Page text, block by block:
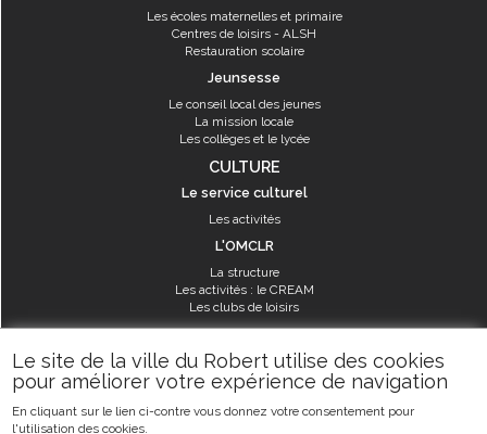
Le site de la ville du Robert utilise des cookies
pour améliorer votre expérience de navigation
En cliquant sur le lien ci-contre vous donnez votre consentement pour
l'utilisation des cookies.
Les écoles maternelles et primaire
Centres de loisirs - ALSH
Restauration scolaire
Jeunsesse
Le conseil local des jeunes
La mission locale
Les collèges et le lycée
CULTURE
Le service culturel
Les activités
L'OMCLR
La structure
Les activités : le CREAM
Les clubs de loisirs
SPORT
Les équipements sportifs
Les aménagements municipaux
Les activités